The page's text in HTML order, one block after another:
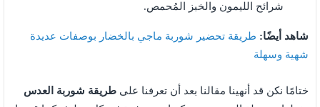
شرائح الليمون والخبز المُحمص.
شاهد أيضًا: طريقة تحضير شوربة ماجي بالخضار بوصفات عديدة
شهية وسهلة
ختامًا نكن قد أنهينا مقالنا بعد أن تعرفنا على طريقة شوربة العدس